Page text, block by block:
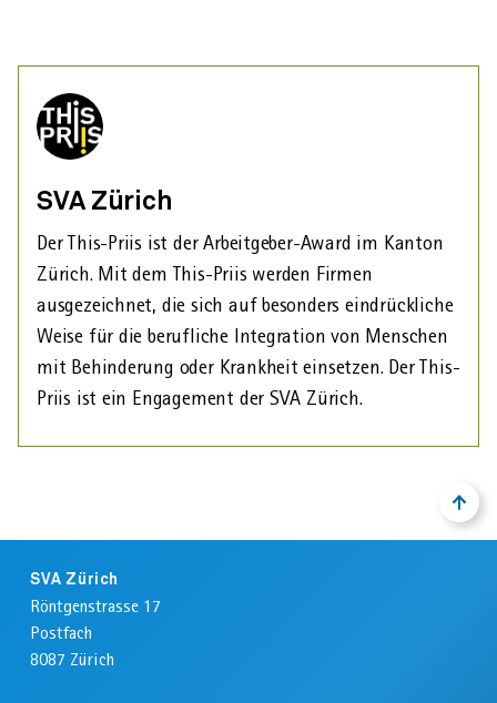
SVA Zürich
Der This-Priis ist der Arbeit­geber-Award im Kanton
Zürich. Mit dem This-Priis werden Firmen
ausgezeichnet, die sich auf besonders eindrückliche
Weise für die berufliche Integration von Menschen
mit Behinderung oder Krank­heit einsetzen. Der This-
Priis ist ein Engagement der SVA Zürich.
NACH
OBEN
ZUM
SVA Zürich
Röntgenstrasse 17
Postfach
8087 Zürich